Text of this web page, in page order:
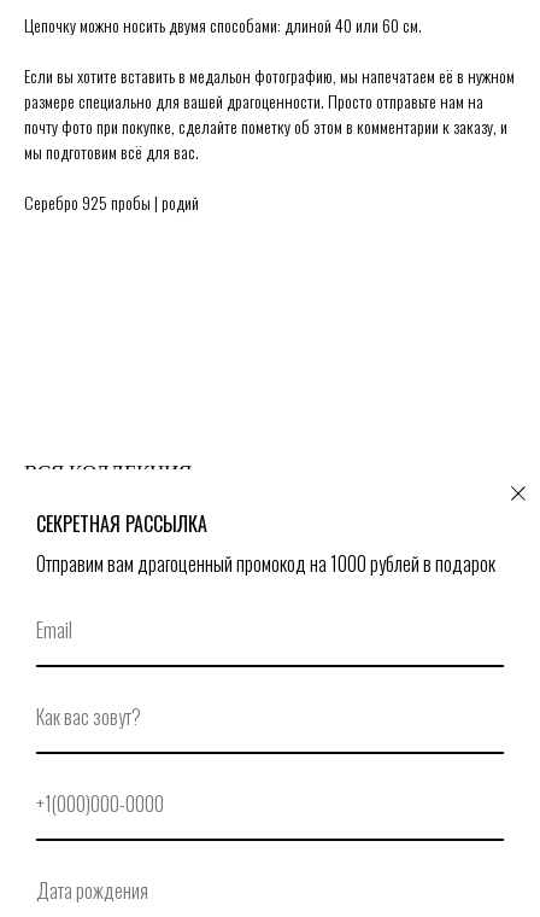
СЕКРЕТНАЯ РАССЫЛКА
Отправим вам драгоценный промокод на 1000 рублей в подарок
Цепочку можно носить двумя способами: длиной 40 или 60 см.
Если вы хотите вставить в медальон фотографию, мы напечатаем её в нужном
размере специально для вашей драгоценности. Просто отправьте нам на
почту фото при покупке, сделайте пометку об этом в комментарии к заказу, и
мы подготовим всё для вас.
Серебро 925 пробы | родий
ВСЯ КОЛЛЕКЦИЯ
Secrets в Москве:Сытинский переулок 8/2
+7 (926) 231-20-26
+7 (925) 023-90-47
hello@secrets-jewelry.ru
ДРАГОЦЕННОСТИ
КОЛЬЦА
МЕДАЛЬОНЫ
ПРОГРАММА ЛОЯЛЬНОСТИ
ЗАРЕГИСТРИРОВАТЬСЯ
ПОЛИТИКА ОБРАБОТКИ